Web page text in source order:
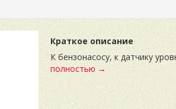
Краткое описание
К бензонасосу, к датчику
полностью →